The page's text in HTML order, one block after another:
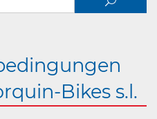
Bikes s.l.